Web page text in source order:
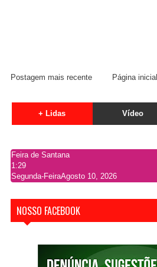
Postagem mais recente Página inicial
+ Lidas Vídeo
Feira de Santana
1:29
Segunda-FeiraAgosto 10, 2026
NOSSO FACEBOOK